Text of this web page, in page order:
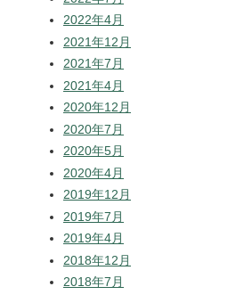
2022年4月
2021年12月
2021年7月
2021年4月
2020年12月
2020年7月
2020年5月
2020年4月
2019年12月
2019年7月
2019年4月
2018年12月
2018年7月